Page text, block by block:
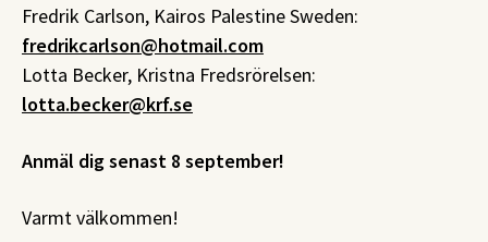
Fredrik Carlson, Kairos Palestine Sweden:
fredrikcarlson@hotmail.com
Lotta Becker, Kristna Fredsrörelsen:
lotta.becker@krf.se
Anmäl dig senast 8 september!
Varmt välkommen!